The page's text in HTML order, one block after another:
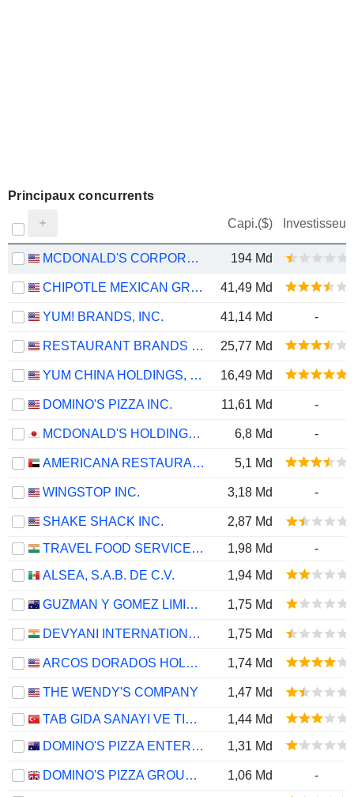
Principaux concurrents
Capi.($) Investisseur
MCDONALD'S CORPORATION 194 Md
CHIPOTLE MEXICAN GRILL, INC. 41,49 Md
YUM! BRANDS, INC. 41,14 Md -
RESTAURANT BRANDS INTERNATIONAL INC. 25,77 Md
YUM CHINA HOLDINGS, INC. 16,49 Md
DOMINO'S PIZZA INC. 11,61 Md -
MCDONALD'S HOLDINGS COMPANY (JAPAN), LTD. 6,8 Md -
AMERICANA RESTAURANTS INTERNATIONAL PLC 5,1 Md
WINGSTOP INC. 3,18 Md -
SHAKE SHACK INC.
2,87 Md
TRAVEL FOOD SERVICES LIMITED
1,98 Md
-
ALSEA, S.A.B. DE C.V.
1,94 Md
GUZMAN Y GOMEZ LIMITED 1,75 Md
DEVYANI INTERNATIONAL LIMITED 1,75 Md
ARCOS DORADOS HOLDINGS INC. 1,74 Md
THE WENDY'S COMPANY
1,47 Md
TAB GIDA SANAYI VE TICARET
1,44 Md
DOMINO'S PIZZA ENTERPRISES LIMITED
1,31 Md
DOMINO'S PIZZA GROUP PLC 1,06 Md
-